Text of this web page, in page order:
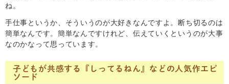
ね。
手仕事というか、そういうのが大好きなんですよ。断ち切るのは
簡単なんです。簡単なんですけれど、伝えていくというのが大事
なのかなって思っています。
子どもが共感する『しってるねん』などの人気作エピ
ソード